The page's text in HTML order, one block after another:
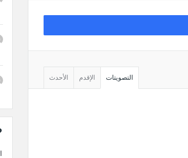
التصويتات
الإقدم الأحدث